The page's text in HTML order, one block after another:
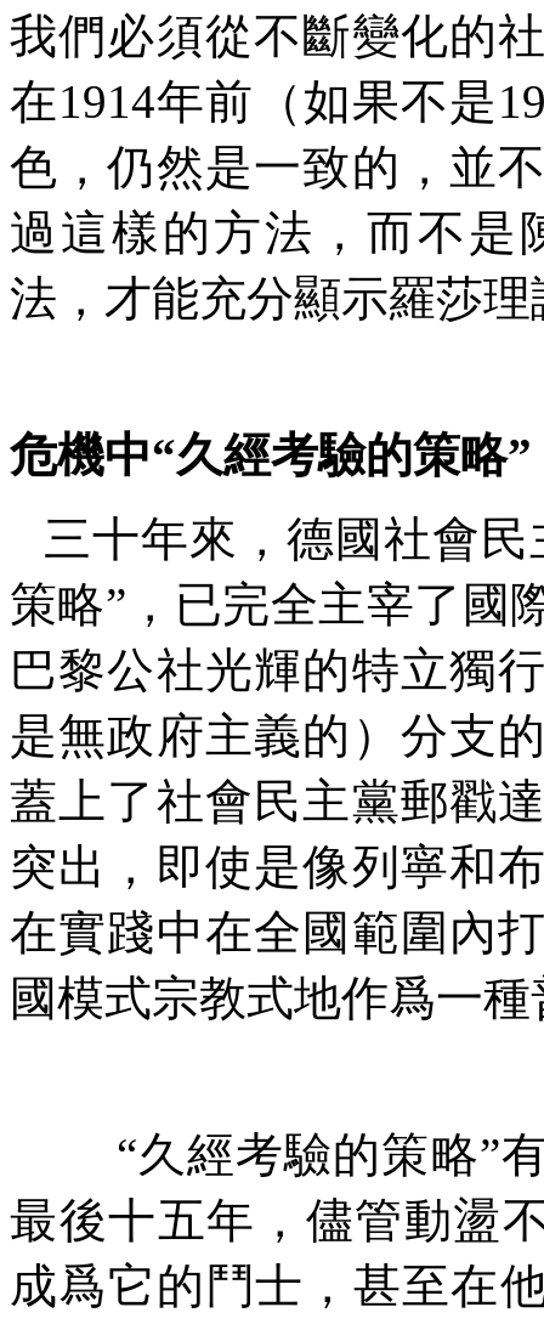
我們必須從不斷變化的
在1914年前（如果不是
色，仍然是一致的，並
過這樣的方法，而不是
法，才能充分顯示羅莎
危機中“久經考驗的策略”
三十年來，德國社會
策略”，已完全主宰了國
巴黎公社光輝的特立獨
是無政府主義的）分支
蓋上了社會民主黨郵戳
突出，即使是像列寧和
在實踐中在全國範圍內
國模式宗教式地作爲一
“久經考驗的策略”
最後十五年，儘管動盪
成爲它的鬥士，甚至在